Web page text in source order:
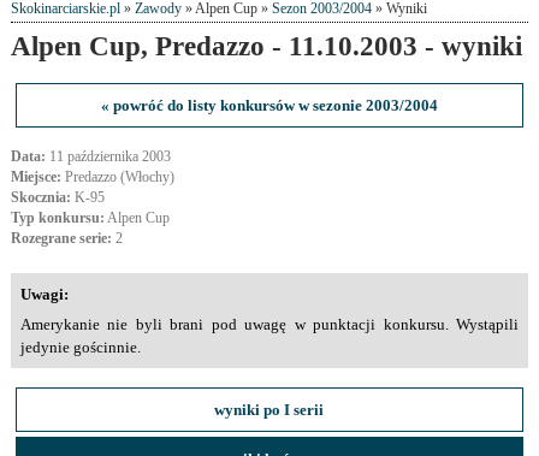
Skokinarciarskie.pl» Zawody» Alpen Cup » Sezon 2003/2004» Wyniki
Alpen Cup, Predazzo - 11.10.2003 - wyniki
« powróć do listy konkursów w sezonie 2003/2004
Data: 11 października 2003
Miejsce: Predazzo (Włochy)
Skocznia: K-95
Typ konkursu: Alpen Cup
Rozegrane serie: 2
Uwagi:
Amerykanie nie byli brani pod uwagę w punktacji konkursu. Wystąpili
jedynie gościnnie.
wyniki po I serii